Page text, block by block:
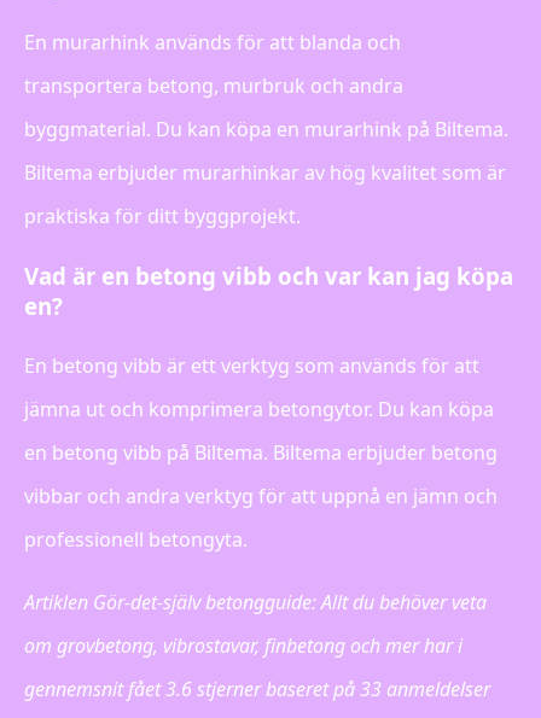
En murarhink används för att blanda och
transportera betong, murbruk och andra
byggmaterial. Du kan köpa en murarhink på Biltema.
Biltema erbjuder murarhinkar av hög kvalitet som är
praktiska för ditt byggprojekt.
Vad är en betong vibb och var kan jag köpa
en?
En betong vibb är ett verktyg som används för att
jämna ut och komprimera betongytor. Du kan köpa
en betong vibb på Biltema. Biltema erbjuder betong
vibbar och andra verktyg för att uppnå en jämn och
professionell betongyta.
Artiklen Gör-det-själv betongguide: Allt du behöver veta
om grovbetong, vibrostavar, finbetong och mer har i
gennemsnit fået3.6stjerner baseret på33 anmeldelser